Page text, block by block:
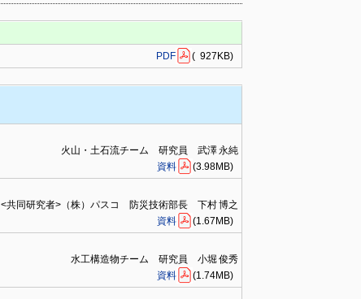
PDF ( 927KB)
火山・土石流チーム 研究員 武澤 永純
資料
(3.98MB)
<共同研究者>（株）パスコ 防災技術部長 下村 博之
資料
(1.67MB)
水工構造物チーム 研究員 小堀 俊秀
資料
(1.74MB)